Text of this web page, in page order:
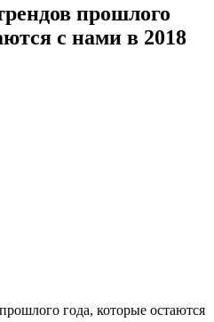
прошлого
с нами в 2018